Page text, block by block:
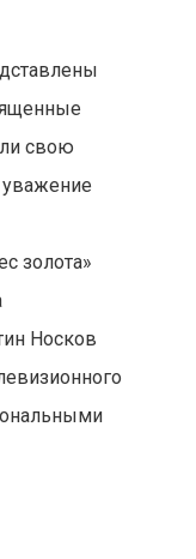
свою
золота»
Носков